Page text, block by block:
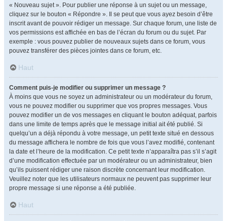
« Nouveau sujet ». Pour publier une réponse à un sujet ou un message,
cliquez sur le bouton « Répondre ». Il se peut que vous ayez besoin d’être
inscrit avant de pouvoir rédiger un message. Sur chaque forum, une liste de
vos permissions est affichée en bas de l’écran du forum ou du sujet. Par
exemple : vous pouvez publier de nouveaux sujets dans ce forum, vous
pouvez transférer des pièces jointes dans ce forum, etc.
Haut
Comment puis-je modifier ou supprimer un message ?
À moins que vous ne soyez un administrateur ou un modérateur du forum,
vous ne pouvez modifier ou supprimer que vos propres messages. Vous
pouvez modifier un de vos messages en cliquant le bouton adéquat, parfois
dans une limite de temps après que le message initial ait été publié. Si
quelqu’un a déjà répondu à votre message, un petit texte situé en dessous
du message affichera le nombre de fois que vous l’avez modifié, contenant
la date et l’heure de la modification. Ce petit texte n’apparaîtra pas s’il s’agit
d’une modification effectuée par un modérateur ou un administrateur, bien
qu’ils puissent rédiger une raison discrète concernant leur modification.
Veuillez noter que les utilisateurs normaux ne peuvent pas supprimer leur
propre message si une réponse a été publiée.
Haut